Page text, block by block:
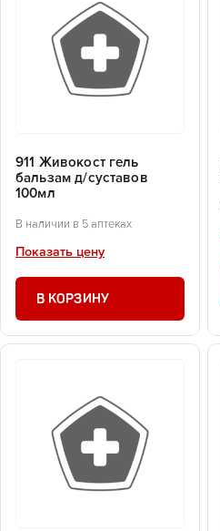
911 Живокост гель
бальзам д/суставов
100мл
В наличии в 5 аптеках
Показать цену
В КОРЗИНУ